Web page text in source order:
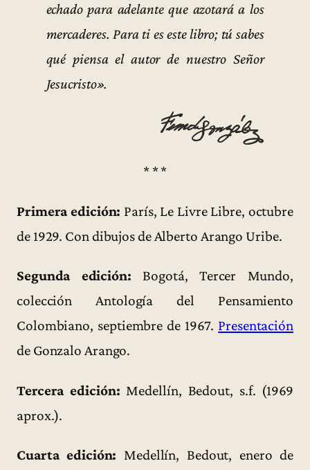
echado para adelante que azotará a los
mercaderes. Para ti es este libro; tú sabes
qué piensa el autor de nuestro Señor
Jesucristo».
* * *
Primera edición: París, Le Livre Libre, octubre
de 1929. Con dibujos de Alberto Arango Uribe.
Segunda edición: Bogotá, Tercer Mundo,
colección Antología del Pensamiento
Colombiano, septiembre de 1967. Presentación
de Gonzalo Arango.
Tercera edición: Medellín, Bedout, s.f. (1969
aprox.).
Cuarta edición: Medellín, Bedout, enero de